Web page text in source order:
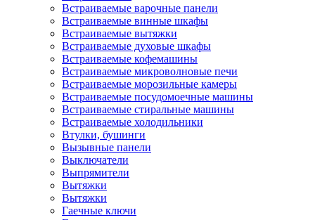
Встраиваемые варочные панели
Встраиваемые винные шкафы
Встраиваемые вытяжки
Встраиваемые духовые шкафы
Встраиваемые кофемашины
Встраиваемые микроволновые печи
Встраиваемые морозильные камеры
Встраиваемые посудомоечные машины
Встраиваемые стиральные машины
Встраиваемые холодильники
Втулки, бушинги
Вызывные панели
Выключатели
Выпрямители
Вытяжки
Вытяжки
Гаечные ключи